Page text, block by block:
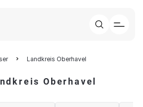
Landkreis Oberhavel
Oberhavel